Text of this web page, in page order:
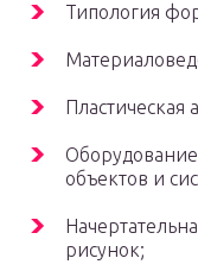
Типология
Пластическая
Оборудование
объектов и
рисунок;